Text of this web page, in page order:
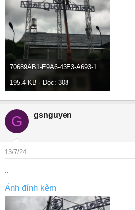
70689AB1-E9A6-43E3-A693-1C7F3A94FE07.jpeg
195.4 KB · Đọc: 308
G gsnguyen
13/7/24
..
Ảnh đính kèm